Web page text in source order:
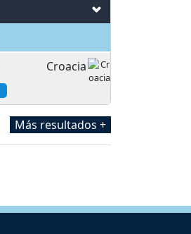
Croacia
Más resultados +